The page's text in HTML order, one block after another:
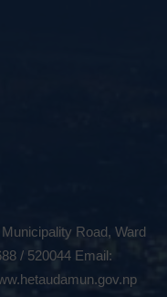
Road, Ward
/ 520044 Email: